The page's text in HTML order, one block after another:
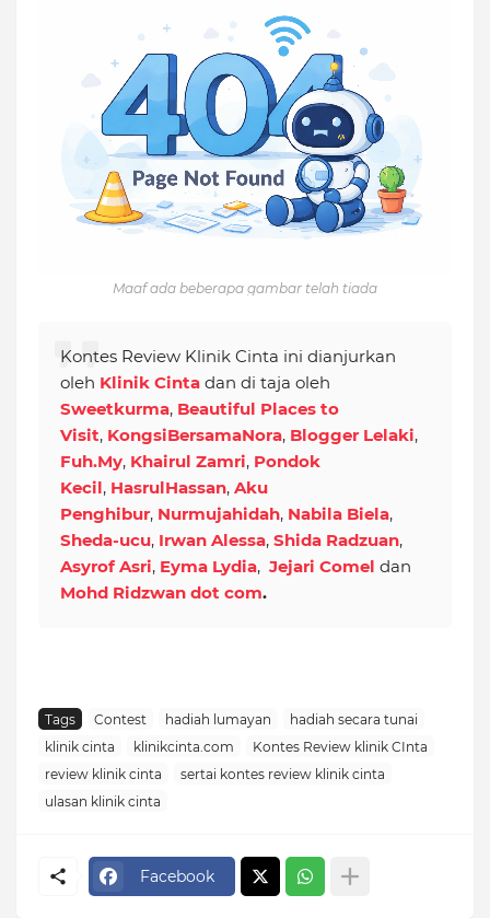
Maaf ada beberapa gambar telah tiada
Kontes Review Klinik Cinta ini dianjurkan
oleh Klinik Cinta dan di taja oleh
Sweetkurma, Beautiful Places to
Visit, KongsiBersamaNora, Blogger Lelaki,
Fuh.My, Khairul Zamri, Pondok
Kecil, HasrulHassan, Aku
Penghibur, Nurmujahidah, Nabila Biela,
Sheda-ucu, Irwan Alessa, Shida Radzuan,
Asyrof Asri, Eyma Lydia, Jejari Comel dan
Mohd Ridzwan dot com.
Tags Contest hadiah lumayan
hadiah secara tunai
klinik cinta
klinikcinta.com
Kontes Review klinik CInta
review klinik cinta
sertai kontes review klinik cinta
ulasan klinik cinta
Facebook